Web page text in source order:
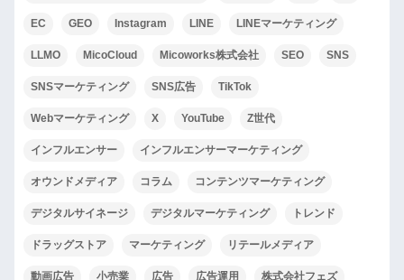
EC GEO Instagram LINE LINEマーケティング
LLMO MicoCloud Micoworks株式会社 SEO SNS
SNSマーケティング SNS広告 TikTok
Webマーケティング X YouTube Z世代
インフルエンサー インフルエンサーマーケティング
オウンドメディア コラム コンテンツマーケティング
デジタルサイネージ デジタルマーケティング トレンド
ドラッグストア マーケティング リテールメディア
動画広告 小売業 広告 広告運用 株式会社フェズ